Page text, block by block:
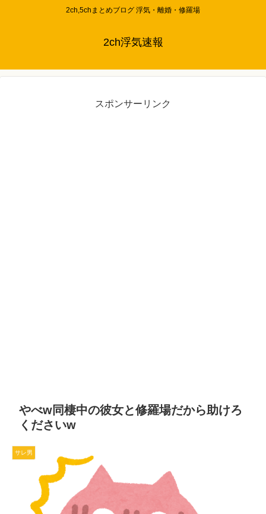
2ch,5chまとめブログ 浮気・離婚・修羅場
2ch浮気速報
スポンサーリンク
やべw同棲中の彼女と修羅場だから助けろ
くださいw
サレ男